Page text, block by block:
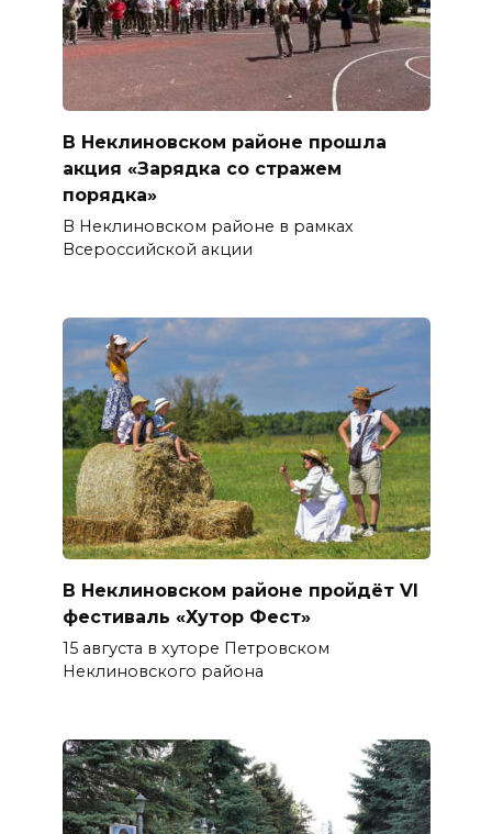
В Неклиновском районе прошла
акция «Зарядка со стражем
порядка»
В Неклиновском районе в рамках
Всероссийской акции
В Неклиновском районе пройдёт VI
фестиваль «Хутор Фест»
15 августа в хуторе Петровском
Неклиновского района